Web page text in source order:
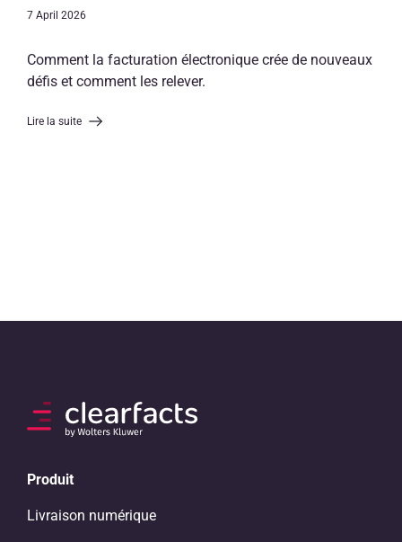
7 April 2026
Comment la facturation électronique crée de nouveaux
défis et comment les relever.
Lire la suite
Produit
Livraison numérique